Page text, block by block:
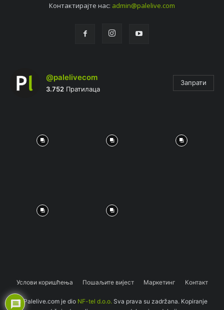
Контактирајтe нас: admin@palelive.com
@palelivecom
3.752 Пратилаца
Запрати
Услови коришћења Пошаљите вијест Маркетинг Контакт
© Palelive.com je dio NF-tel d.o.o. Sva prava su zadržana. Kopiranje